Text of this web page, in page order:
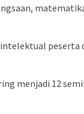
menjadi 12